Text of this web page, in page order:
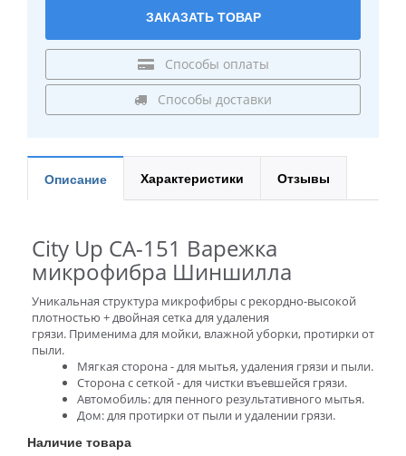
ЗАКАЗАТЬ ТОВАР
Способы оплаты
Способы доставки
Описание Характеристики Отзывы
City Up CA-151 Варежка
микрофибра Шиншилла
Уникальная структура микрофибры с рекордно-высокой
плотностью + двойная сетка для удаления
грязи. Применима для мойки, влажной уборки, протирки от
пыли.
Мягкая сторона - для мытья, удаления грязи и пыли.
Сторона с сеткой - для чистки въевшейся грязи.
Автомобиль: для пенного результативного мытья.
Дом: для протирки от пыли и удалении грязи.
Наличие товара